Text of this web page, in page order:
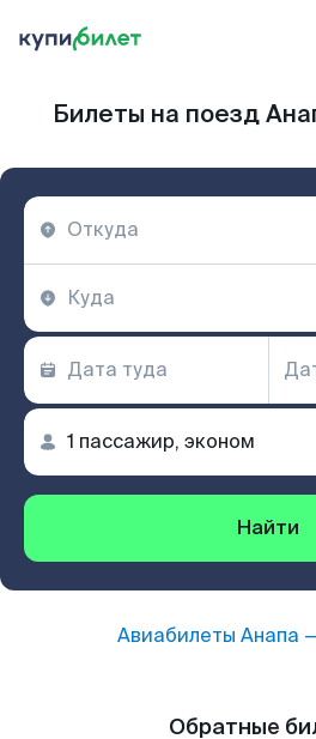
Билеты на поезд
Найти
Авиабилеты Анапа
Обратные